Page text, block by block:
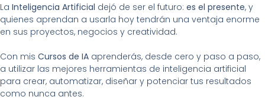
La Inteligencia Artificial dejó de ser el futuro: es el presente, y
quienes aprendan a usarla hoy tendrán una ventaja enorme
en sus proyectos, negocios y creatividad.
Con mis Cursos de IA aprenderás, desde cero y paso a paso,
a utilizar las mejores herramientas de inteligencia artificial
para crear, automatizar, diseñar y potenciar tus resultados
como nunca antes.